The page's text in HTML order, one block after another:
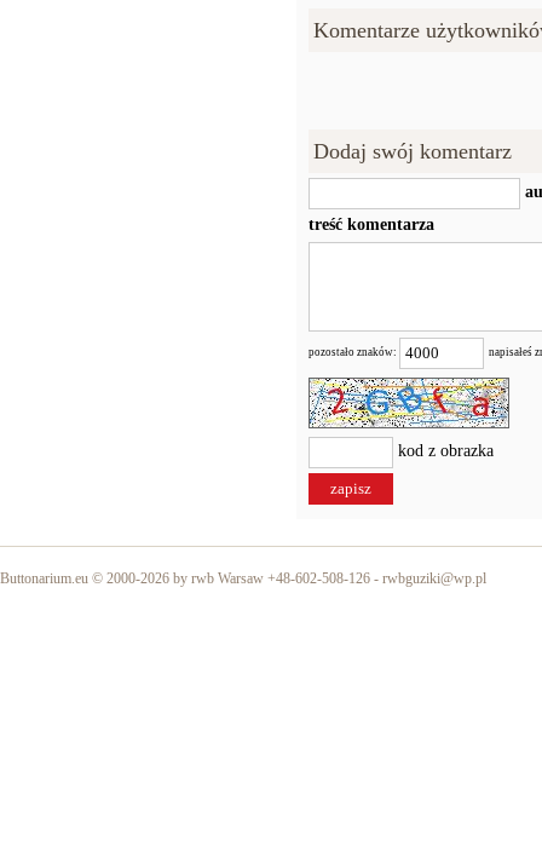
Komentarze
Dodaj swój komentarz
treść komentarza
pozostało znaków: napisałeś
kod z obrazka
Buttonarium.eu © 2000-2026 by rwb Warsaw +48-602-508-126 - rwbguziki@wp.pl